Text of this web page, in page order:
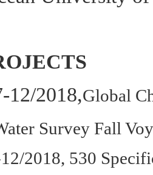
12/2018,Global
Survey Fall
2018, 530